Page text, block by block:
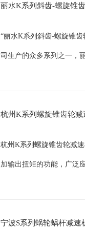
丽水K系列斜齿-螺旋锥
“丽水K系列斜齿-螺旋锥
司生产的众多系列之一，
杭州K系列螺旋锥齿轮减
杭州K系列螺旋锥齿轮减
加输出扭矩的功能，广泛
宁波S系列蜗轮蜗杆减速